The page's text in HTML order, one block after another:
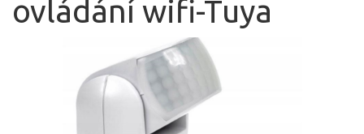
ovládání wifi-Tuya